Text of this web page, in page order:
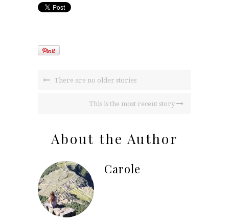
There are no older stories
This is the most recent story
About the Author
Carole